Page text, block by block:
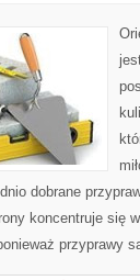
dobrane
koncentruje się
przyprawy